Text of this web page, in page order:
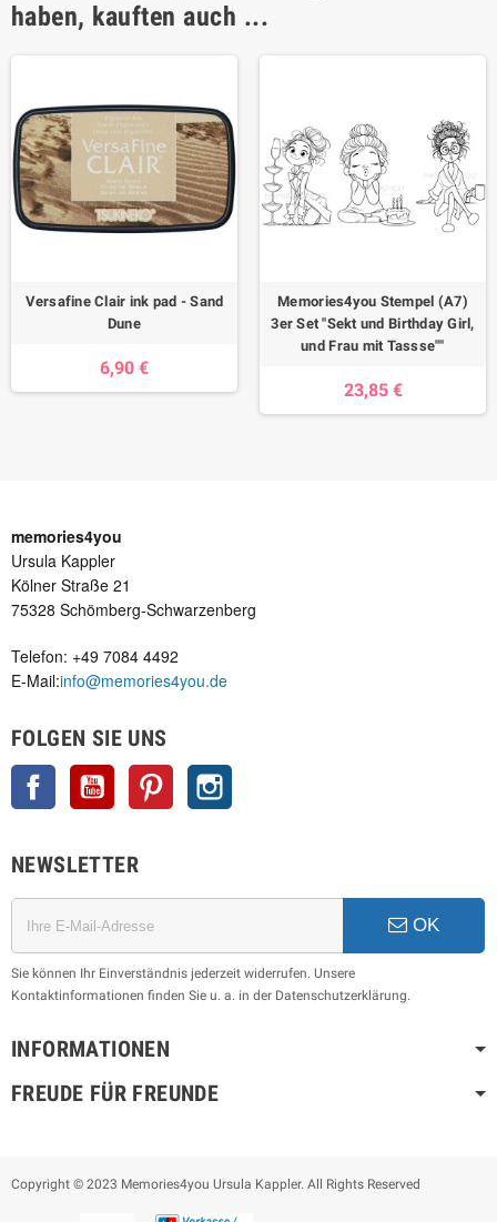
haben, kauften auch ...
Versafine Clair ink pad - Sand
Dune
6,90 €
Memories4you Stempel (A7)
3er Set "Sekt und Birthday Girl,
und Frau mit Tassse""
23,85 €
memories4you
Ursula Kappler
Kölner Straße 21
75328 Schömberg-Schwarzenberg
Telefon: +49 7084 4492
E-Mail:info@memories4you.de
FOLGEN SIE UNS
Facebook YouTube Pinterest
NEWSLETTER
OK
Sie können Ihr Einverständnis jederzeit widerrufen. Unsere
Kontaktinformationen finden Sie u. a. in der Datenschutzerklärung.
INFORMATIONEN
FREUDE FÜR FREUNDE
Copyright © 2023 Memories4you Ursula Kappler. All Rights Reserved